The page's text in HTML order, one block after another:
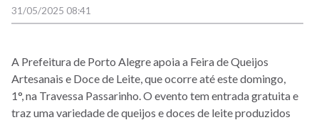
31/05/2025 08:41
A Prefeitura de Porto Alegre apoia a Feira de Queijos
Artesanais e Doce de Leite, que ocorre até este domingo,
1°, na Travessa Passarinho. O evento tem entrada gratuita e
traz uma variedade de queijos e doces de leite produzidos